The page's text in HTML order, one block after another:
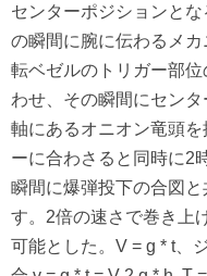
センターポジションと
の瞬間に腕に伝わるメ
転ベゼルのトリガー部
わせ、その瞬間にセン
軸にあるオニオン竜頭
ーに合わさると同時に2
瞬間に爆弾投下の合図
す。2倍の速さで巻き上
可能とした。V = g * t、